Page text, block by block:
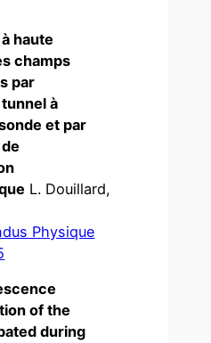
haute
champs
par
à
et par
L. Douillard,
Physique
of the
during